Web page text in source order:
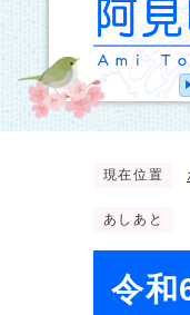
現在位置
あしあと
令和